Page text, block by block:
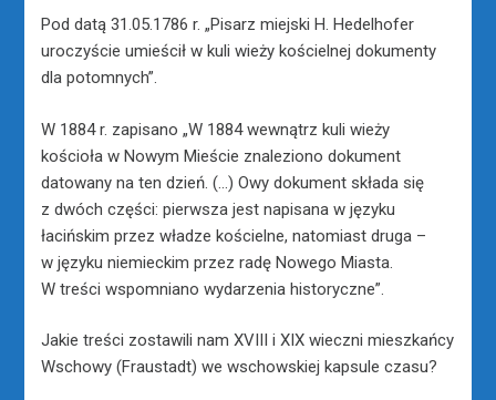
Pod datą 31.05.1786 r. „Pisarz miejski H. Hedelhofer
uroczyście umieścił w kuli wieży kościelnej dokumenty
dla potomnych”.
W 1884 r. zapisano „W 1884 wewnątrz kuli wieży
kościoła w Nowym Mieście znaleziono dokument
datowany na ten dzień. (…) Owy dokument składa się
z dwóch części: pierwsza jest napisana w języku
łacińskim przez władze kościelne, natomiast druga –
w języku niemieckim przez radę Nowego Miasta.
W treści wspomniano wydarzenia historyczne”.
Jakie treści zostawili nam XVIII i XIX wieczni mieszkańcy
Wschowy (Fraustadt) we wschowskiej kapsule czasu?